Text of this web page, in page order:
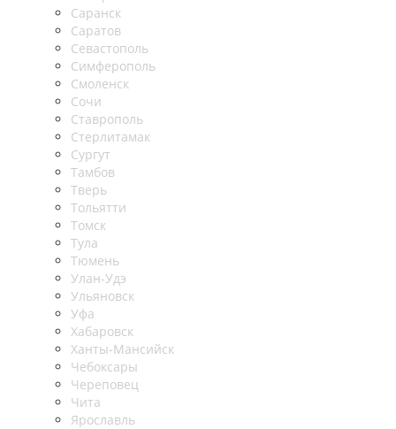
Саранск
Саратов
Севастополь
Симферополь
Смоленск
Сочи
Ставрополь
Стерлитамак
Сургут
Тамбов
Тверь
Тольятти
Томск
Тула
Тюмень
Улан-Удэ
Ульяновск
Уфа
Хабаровск
Ханты-Мансийск
Чебоксары
Череповец
Чита
Ярославль